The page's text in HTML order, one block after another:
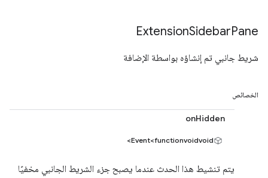
ExtensionSidebarPane
شريط جانبي تم إنشاؤه بواسطة الإضافة
الخصائص
onHidden
Event<functionvoidvoid>
يتم تنشيط هذا الحدث عندما يصبح جزء الشريط الجانبي مخفيًا